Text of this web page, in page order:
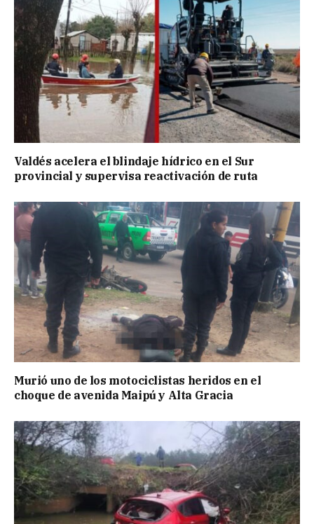
Valdés acelera el blindaje hídrico en el Sur
provincial y supervisa reactivación de ruta
Murió uno de los motociclistas heridos en el
choque de avenida Maipú y Alta Gracia